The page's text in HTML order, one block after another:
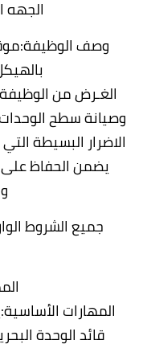
الجهه
وصف
الغـرض من
وصيانة سطح الوحدات
الاضرار البسيطة
يضمن الحفاظ
جميع الشروط
المهارات
قائد الوحدة